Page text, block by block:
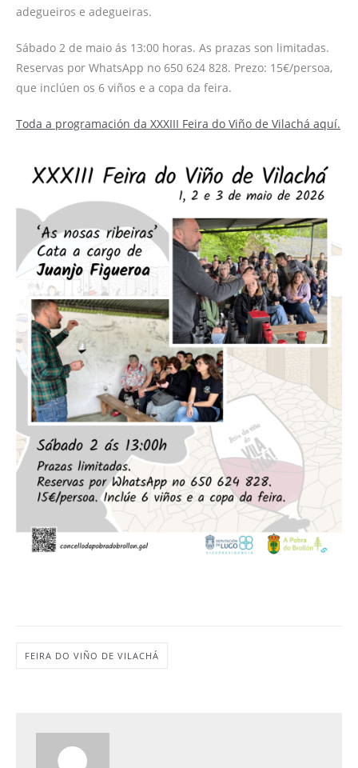
adegueiros e adegueiras.
Sábado 2 de maio ás 13:00 horas. As prazas son limitadas.
Reservas por WhatsApp no 650 624 828. Prezo: 15€/persoa,
que inclúen os 6 viños e a copa da feira.
Toda a programación da XXXIII Feira do Viño de Vilachá aquí.
FEIRA DO VIÑO DE VILACHÁ